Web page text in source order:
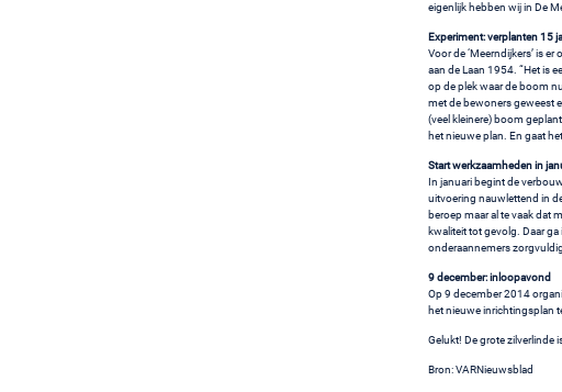
eigenlijk hebben wij in De
Experiment: verplanten 15
Voor de ‘Meerndijkers’ is
aan de Laan 1954. “Het is
op de plek waar de boom
met de bewoners geweest
(veel kleinere) boom
het nieuwe plan. En gaat
Start werkzaamheden in
In januari begint de
uitvoering nauwlettend in
beroep maar al te vaak dat
kwaliteit tot gevolg. Daar
onderaannemers
9 december: inloopavond
Op 9 december 2014
het nieuwe inrichtingsplan
Gelukt! De grote zilverlinde
Bron: VARNieuwsblad